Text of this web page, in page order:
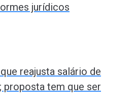
jurídicos
reajusta salário de
proposta tem que ser